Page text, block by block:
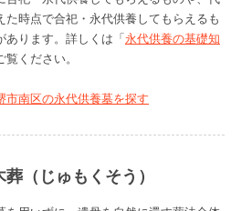
た時点で合祀・永代供養してもらえるも
あります。詳しくは「永代供養の基礎知
覧ください。
市南区の永代供養墓を探す
葬（じゅもくそう）